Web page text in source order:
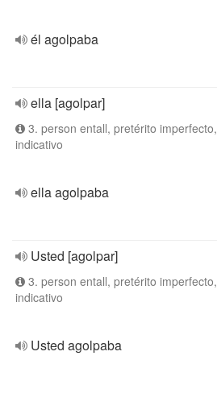
él agolpaba
ella [agolpar]
3. person entall, pretérito imperfecto,
indicativo
ella agolpaba
Usted [agolpar]
3. person entall, pretérito imperfecto,
indicativo
Usted agolpaba